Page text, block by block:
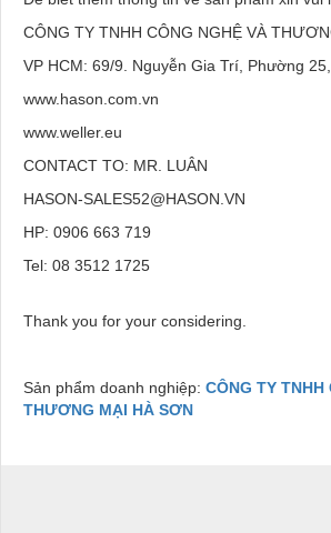
CÔNG TY TNHH CÔNG NGHỆ VÀ
VP HCM: 69/9. Nguyễn Gia Trí, Phường
www.hason.com.vn
www.weller.eu
CONTACT TO: MR. LUÂN
HASON-SALES52@HASON.VN
HP: 0906 663 719
Tel: 08 3512 1725
Thank you for your considering.
Sản phẩm doanh nghiệp: CÔNG TY TNHH
THƯƠNG MẠI HÀ SƠN